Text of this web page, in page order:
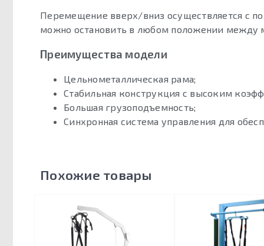
Перемещение вверх/вниз осуществляется с
можно остановить в любом положении между
Преимущества модели
Цельнометаллическая рама;
Стабильная конструкция с высоким
Большая грузоподъемность;
Синхронная система управления для
Похожие товары